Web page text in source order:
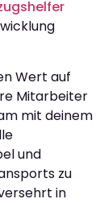
Wert auf
Mitarbeiter
mit deinem
und
zu
in